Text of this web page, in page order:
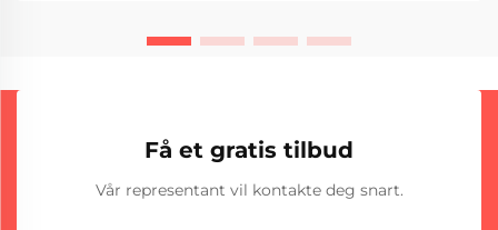
Få et gratis tilbud
Vår representant vil kontakte deg snart.